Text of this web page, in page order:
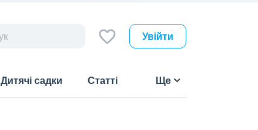
Увійти
Дитячі садки Статті Ще